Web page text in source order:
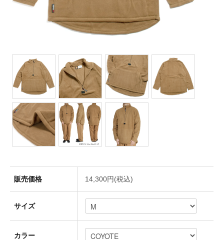
販売価格 14,300円(税込)
サイズ
カラー
Jewelry(ジュエリー)
Accessories(ファッション小物)
Watches(腕時計)
Socks(靴下)
Other(その他)